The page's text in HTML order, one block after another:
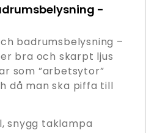
-
badrumsbelysning –
bra och skarpt ljus
som ”arbetsytor”
då man ska piffa till
snygg taklampa